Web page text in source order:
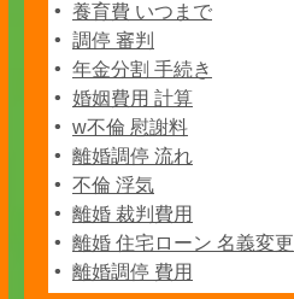
養育費 いつまで
調停 審判
年金分割 手続き
婚姻費用 計算
w不倫 慰謝料
離婚調停 流れ
不倫 浮気
離婚 裁判費用
離婚 住宅ローン 名義変更
離婚調停 費用